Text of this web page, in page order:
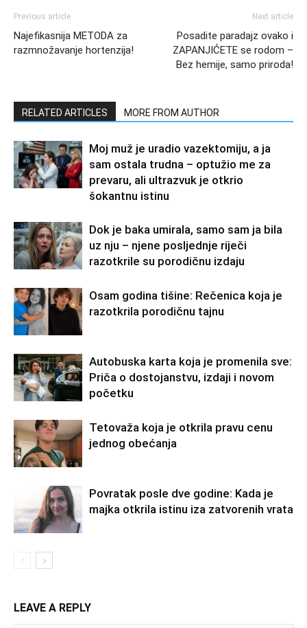
Previous article
Najefikasnija METODA za
razmnožavanje hortenzija!
Next article
Posadite paradajz ovako i
ZAPANJIĆETE se rodom –
Bez hemije, samo priroda!
RELATED ARTICLES MORE FROM AUTHOR
Moj muž je uradio vazektomiju, a ja
sam ostala trudna – optužio me za
prevaru, ali ultrazvuk je otkrio
šokantnu istinu
Dok je baka umirala, samo sam ja bila
uz nju – njene posljednje riječi
razotkrile su porodičnu izdaju
Osam godina tišine: Rečenica koja je
razotkrila porodičnu tajnu
Autobuska karta koja je promenila sve:
Priča o dostojanstvu, izdaji i novom
početku
Tetovaža koja je otkrila pravu cenu
jednog obećanja
Povratak posle dve godine: Kada je
majka otkrila istinu iza zatvorenih vrata
LEAVE A REPLY